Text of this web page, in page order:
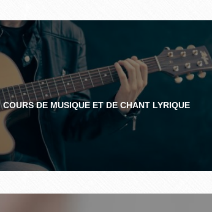
COURS DE MUSIQUE ET DE CHANT LYRIQUE